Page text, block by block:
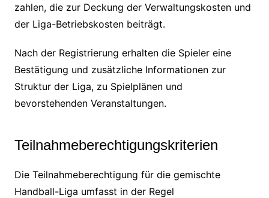
zahlen, die zur Deckung der Verwaltungskosten und
der Liga-Betriebskosten beiträgt.
Nach der Registrierung erhalten die Spieler eine
Bestätigung und zusätzliche Informationen zur
Struktur der Liga, zu Spielplänen und
bevorstehenden Veranstaltungen.
Teilnahmeberechtigungskriterien
Die Teilnahmeberechtigung für die gemischte
Handball-Liga umfasst in der Regel